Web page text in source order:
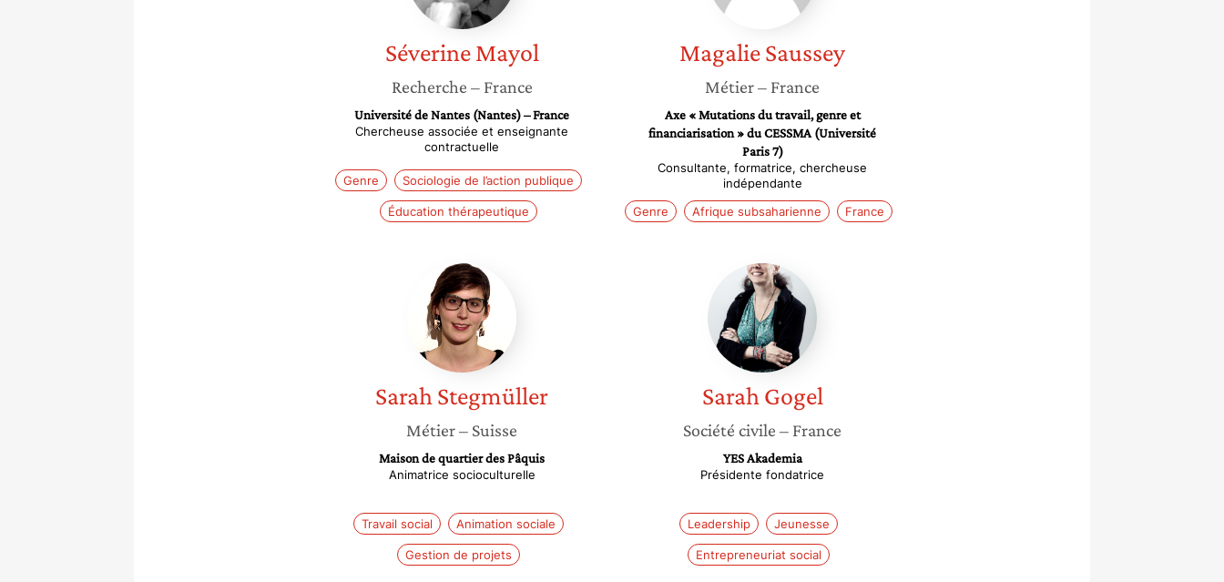
Séverine Mayol
Recherche – France
Université de Nantes (Nantes) – France
Chercheuse associée et enseignante
contractuelle
Genre Sociologie de l’action publique
Éducation thérapeutique
MagalieSaussey
Métier– France
Axe « Mutations du travail, genre et
financiarisation » du CESSMA (Université
Paris 7)
Consultante, formatrice, chercheuse
indépendante
Genre
Afrique subsaharienne France
Sarah
Stegmüller
Sarah Stegmüller
Métier– Suisse
Maison de quartier des Pâquis
Animatrice socioculturelle
Travail social Animation sociale
Gestion de projets
Sarah
Gogel
Sarah Gogel
Société civile – France
YES Akademia
Présidente fondatrice
Leadership Jeunesse
Entrepreneuriat social